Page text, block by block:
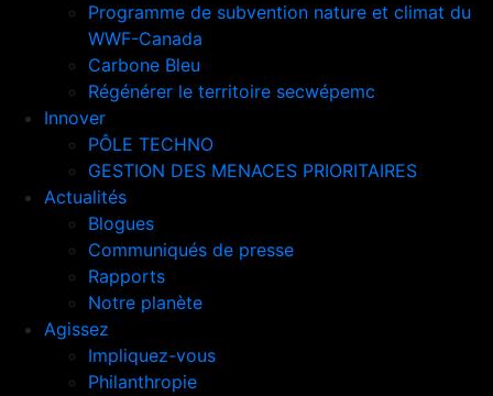
Programme de subvention nature et climat du
WWF-Canada
Carbone Bleu
Régénérer le territoire secwépemc
Innover
PÔLE TECHNO
GESTION DES MENACES PRIORITAIRES
Actualités
Blogues
Communiqués de presse
Rapports
Notre planète
Agissez
Impliquez-vous
Philanthropie